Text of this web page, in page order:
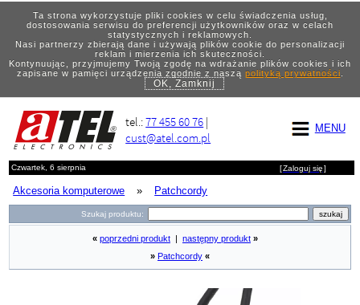
Ta strona wykorzystuje pliki cookies w celu świadczenia usług,
dostosowania serwisu do preferencji użytkowników oraz w celach
statystycznych i reklamowych.
Nasi partnerzy zbierają dane i używają plików cookie do personalizacji
reklam i mierzenia ich skuteczności.
Kontynuując, przyjmujemy Twoją zgodę na wdrażanie plików cookies i ich
zapisane w pamięci urządzenia zgodnie z naszą polityką prywatności.
OK, Zamknij
MENU
tel.:77 455 60 76 |
cust@atel.com.pl
Czwartek, 6 sierpnia [Zaloguj się]
Akcesoria komputerowe » Patchcordy
Szukaj produktu:
« poprzedni produkt następny produkt »
» Patchcordy «